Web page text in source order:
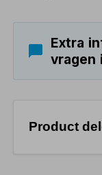
Extra
vragen
Product